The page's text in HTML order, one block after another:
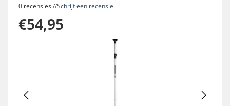
0 recensies //Schrijf een recensie
€54,95